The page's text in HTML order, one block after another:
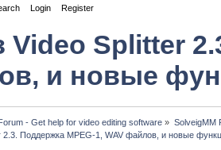
Login Register
Video Splitter
и новые
- Get help for video editing software » SolveigMM
2.3. Поддержка MPEG-1, WAV файлов, и новые